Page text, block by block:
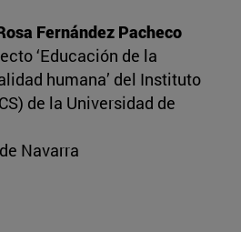
Fernández Pacheco
‘Educación de la
humana’ del Instituto
de la Universidad de
Navarra